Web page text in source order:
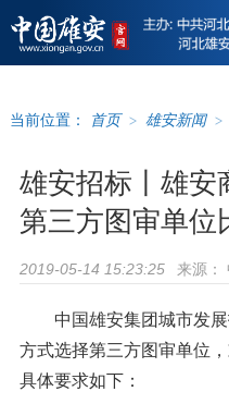
当前位置： 首页 > 雄安新闻 >
雄安招标丨雄安
第三方图审单位
2019-05-14 15:23:25 来源：
中国雄安集团城市发展
方式选择第三方图审单位
具体要求如下：